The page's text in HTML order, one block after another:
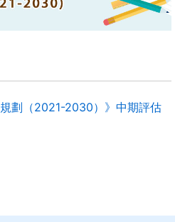
劃（2021-2030）》中期評估